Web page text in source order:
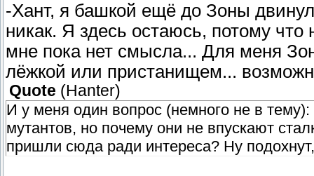
-Хант, я башкой ещё до Зоны
никак. Я здесь остаюсь, потому
мне пока нет смысла... Для меня
лёжкой или пристанищем...
Quote ( Hanter)
И у меня один вопрос (немного не в
мутантов, но почему они не впускают
пришли сюда ради интереса? Ну